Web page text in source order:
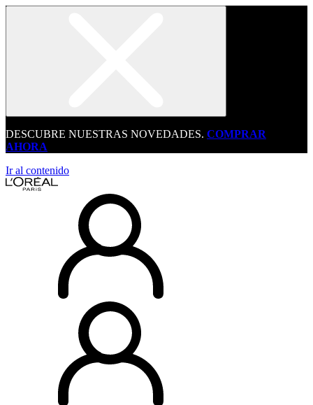
DESCUBRE NUESTRAS NOVEDADES. COMPRAR
AHORA
Ir al contenido